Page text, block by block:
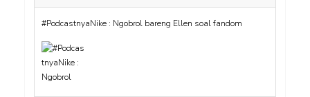
#PodcastnyaNike : Ngobrol bareng Ellen soal fandom